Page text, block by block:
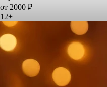
от 2000 ₽
12+